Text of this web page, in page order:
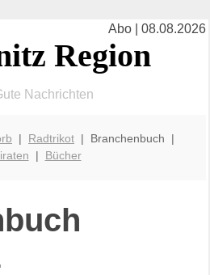
Abo | 08.08.2026
Region
Nachrichten
| Radtrikot | Branchenbuch |
| Bücher